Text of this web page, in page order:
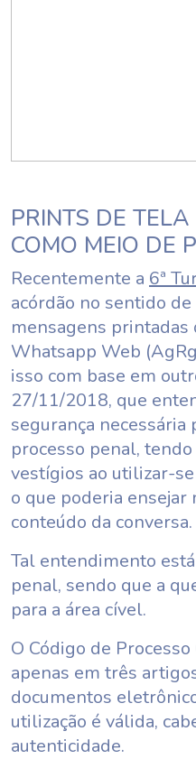
PRINTS DE
COMO MEIO DE
Recentemente a 6ª
acórdão no sentido
mensagens printadas
Whatsapp Web
isso com base em
27/11/2018, que
segurança
processo penal,
vestígios ao utilizar-
o que poderia ensejar
conteúdo da conversa.
Tal entendimento
penal, sendo que a
para a área cível.
O Código de
apenas em três
documentos
utilização é válida,
autenticidade.